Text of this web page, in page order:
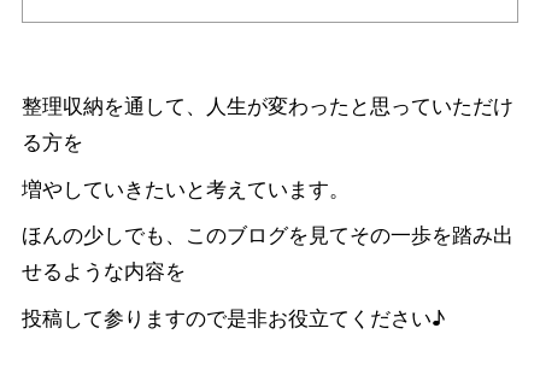
整理収納を通して、人生が変わったと思っていただけ
る方を
増やしていきたいと考えています。
ほんの少しでも、このブログを見てその一歩を踏み出
せるような内容を
投稿して参りますので是非お役立てください♪